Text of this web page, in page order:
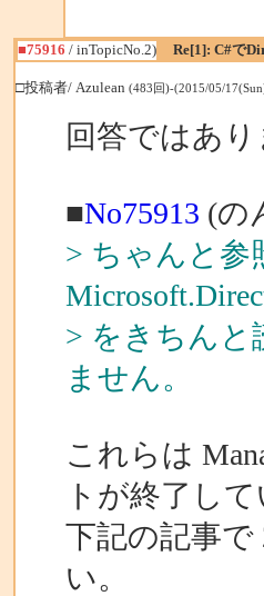
■75916 / inTopicNo.2) Re[1]: C#で
□投稿者/ Azulean (483回)-(2015/05/
回答ではあり
■No75913 (の
> ちゃんと参
> をきちんと
ません。
これらは
トが終了し
下記の記事で
い。